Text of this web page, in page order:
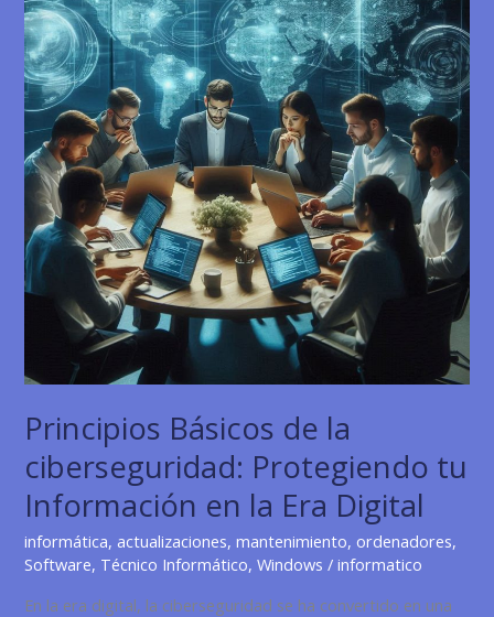
11
y
Proteger
tu
Privacidad
Principios Básicos de la
ciberseguridad: Protegiendo tu
Información en la Era Digital
informática,actualizaciones,mantenimiento, ordenadores,
Software, Técnico Informático,Windows /informatico
En la era digital, la ciberseguridad se ha convertido en una